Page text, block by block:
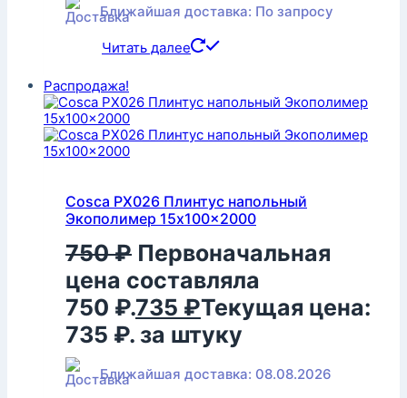
Ближайшая доставка: По запросу
Читать далее
Распродажа!
Cosca PX026 Плинтус напольный
Экополимер 15x100x2000
750₽ Первоначальная
цена составляла
750 ₽.735 ₽Текущая цена:
735 ₽. за штуку
Ближайшая доставка: 08.08.2026